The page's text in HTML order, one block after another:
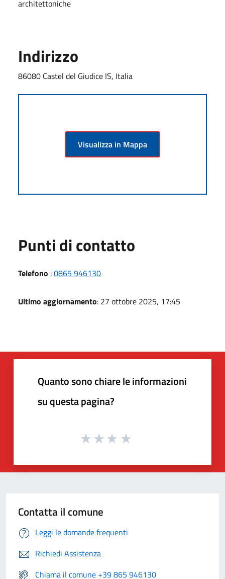
architettoniche
Indirizzo
86080 Castel del Giudice IS, Italia
Visualizza in Mappa
Punti di contatto
Telefono :0865 946130
Ultimo aggiornamento: 27 ottobre 2025, 17:45
Quanto sono chiare le informazioni
su questa pagina?
Contatta il comune
Leggi le domande frequenti
Richiedi Assistenza
Chiama il comune +39 865 946130